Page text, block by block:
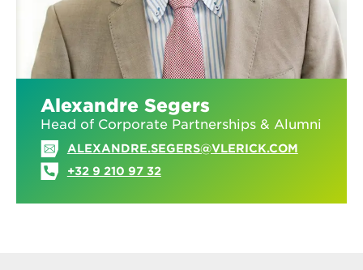
Alexandre Segers
Head of Corporate Partnerships & Alumni
ALEXANDRE.SEGERS@VLERICK.COM
+32 9 210 97 32